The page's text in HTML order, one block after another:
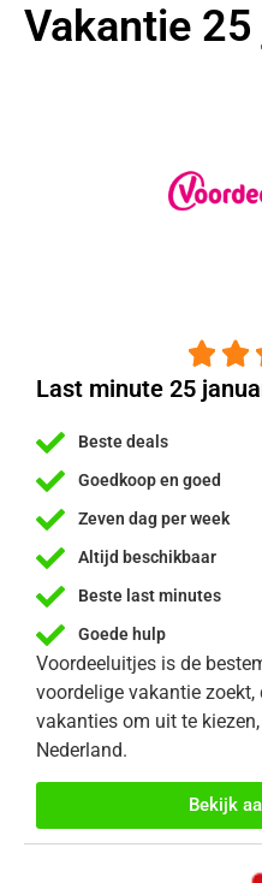
Vakantie
 
Last minute 25
Beste deals
Goedkoop en goed
Zeven dag per week
Altijd beschikbaar
Beste last minutes
Goede hulp
Voordeeluitjes is de
voordelige vakantie
vakanties om uit te
Nederland.
Bekijk